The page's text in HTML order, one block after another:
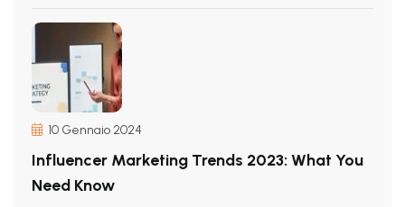
10 Gennaio 2024
Influencer Marketing Trends 2023: What You
Need Know